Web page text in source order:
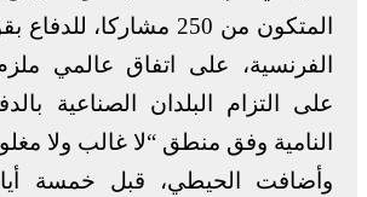
المتكون من 250 مشاركا،
الفرنسية، على اتفاق عالمي
على التزام البلدان الصناعية
النامية وفق منطق “لا غالب ولا
وأضافت الحيطي، قبل خمسة